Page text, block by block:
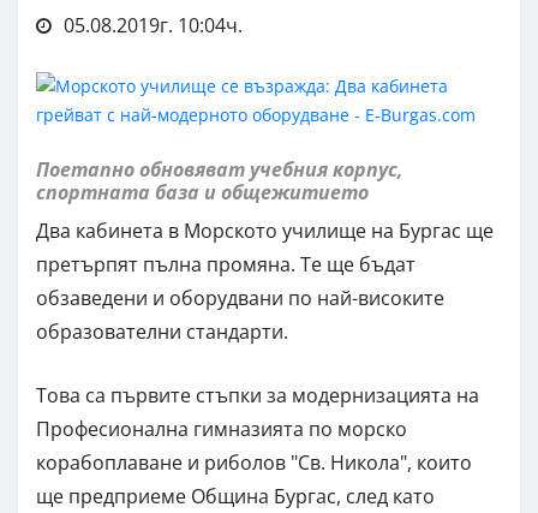
05.08.2019г. 10:04ч.
Поетапно обновяват учебния корпус,
спортната база и общежитието
Два кабинета в Морското училище на Бургас ще
претърпят пълна промяна. Те ще бъдат
обзаведени и оборудвани по най-високите
образователни стандарти.
Това са първите стъпки за модернизацията на
Професионална гимназията по морско
корабоплаване и риболов "Св. Никола", които
ще предприеме Община Бургас, след като